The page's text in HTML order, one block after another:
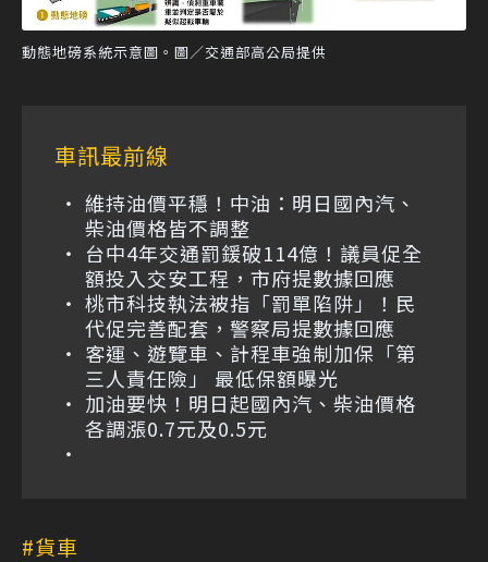
動態地磅系統示意圖。圖／交通部高公局提供
車訊最前線
維持油價平穩！中油：明日國內汽、
柴油價格皆不調整
台中4年交通罰鍰破114億！議員促全
額投入交安工程，市府提數據回應
桃市科技執法被指「罰單陷阱」！民
代促完善配套，警察局提數據回應
客運、遊覽車、計程車強制加保「第
三人責任險」 最低保額曝光
加油要快！明日起國內汽、柴油價格
各調漲0.7元及0.5元
貨車